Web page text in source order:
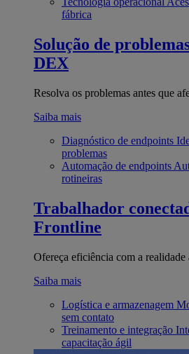
fábrica
Solução de
DEX
Resolva os problemas antes que
Saiba mais
Diagnóstico de endpoints
problemas
Automação de endpoints
rotineiras
Trabalhador
Frontline
Ofereça eficiência com a realidade
Saiba mais
Logística e armazenagem
sem contato
Treinamento e integração
capacitação ágil